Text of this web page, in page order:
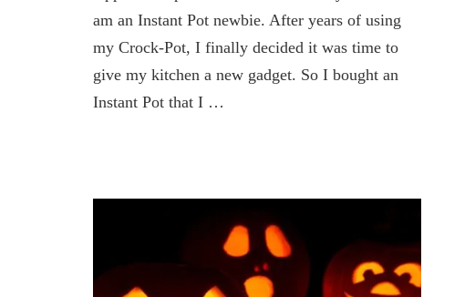
Recipe
am an Instant Pot newbie. After years of using
my Crock-Pot, I finally decided it was time to
give my kitchen a new gadget. So I bought an
Instant Pot that I …